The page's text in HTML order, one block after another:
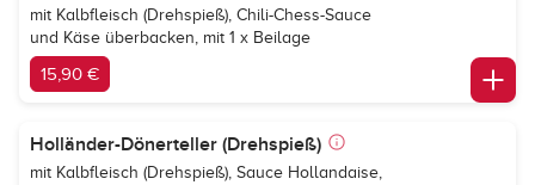
mit Kalbfleisch (Drehspieß), Chili-Chess-Sauce
und Käse überbacken, mit 1 x Beilage
15,90 €
Holländer-Dönerteller (Drehspieß)
mit Kalbfleisch (Drehspieß), Sauce Hollandaise,